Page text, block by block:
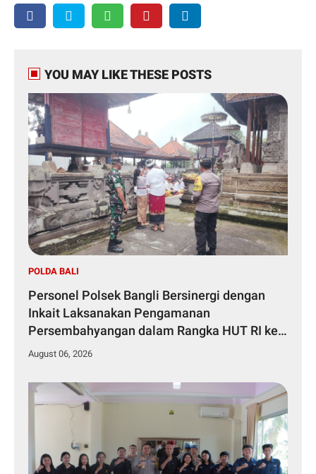
YOU MAY LIKE THESE POSTS
POLDA BALI
Personel Polsek Bangli Bersinergi dengan
Inkait Laksanakan Pengamanan
Persembahyangan dalam Rangka HUT RI ke-
81 Tahun 2026
August 06, 2026